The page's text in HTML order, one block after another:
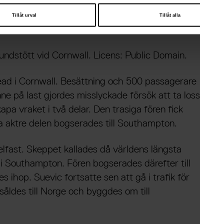
Tillåt urval Tillåt alla
vid Cornwall. Licens: Public Domain.
i Cornwall. Besättning och 500 passagerare
på last gjordes misslyckade försök att ta loss
vraket i två delar. Den trasiga fören fick
aktre delen bogserades till Southampton.
Skeppet kallades då världens längsta
Fören bogserades därefter till
ihop. Suevic fortsatte sen att gå i trafik för
till Norge och byggdes om till